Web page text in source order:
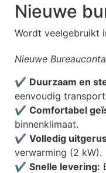
Nieuwe
Wordt veelgebruikt
Nieuwe
✔ Duurzaam en
eenvoudig
✔ Comfortabel
binnenklimaat.
✔ Volledig
verwarming (2 kW).
✔ Snelle levering: